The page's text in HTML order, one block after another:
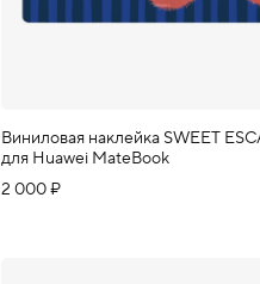
Виниловая наклейка SWEET
для Huawei MateBook
2 000 ₽